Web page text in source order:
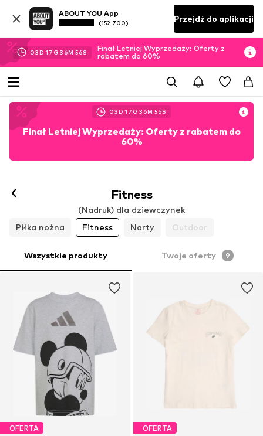
ABOUT YOU App
(152 700) Przejdź do aplikacji
03D 17 G 36M 55S
Finał Letniej Wyprzedaży: Oferty z
rabatem do 60%
03D 17 G 36M 55S
Finał Letniej Wyprzedaży: Oferty z rabatem do
60%
Fitness
(Nadruk) dla dziewczynek
Piłka nożna
Fitness Narty Outdoor
Wszystkie produkty Twoje oferty 9
OFERTA OFERTA